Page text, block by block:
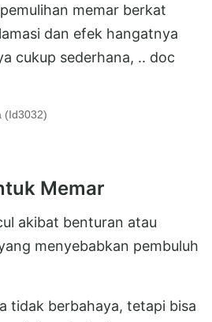
memar berkat
dan efek hangatnya
cukup sederhana, .. doc
(Id3032)
Memar
akibat benturan atau
menyebabkan pembuluh
tidak berbahaya, tetapi bisa